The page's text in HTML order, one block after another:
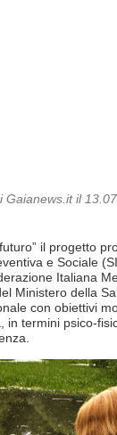
Gaianews.it il
il progetto
e Sociale
Italiana
Ministero della
con obiettivi
in termini psico-